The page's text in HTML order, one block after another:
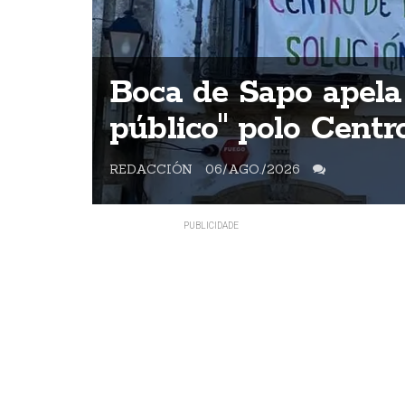
Boca de Sapo
público" polo
REDACCIÓN 06/AGO./2026